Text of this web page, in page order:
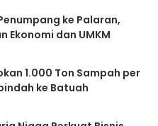
ke Palaran,
Ekonomi dan UMKM
1.000 Ton Sampah per
ke Batuah